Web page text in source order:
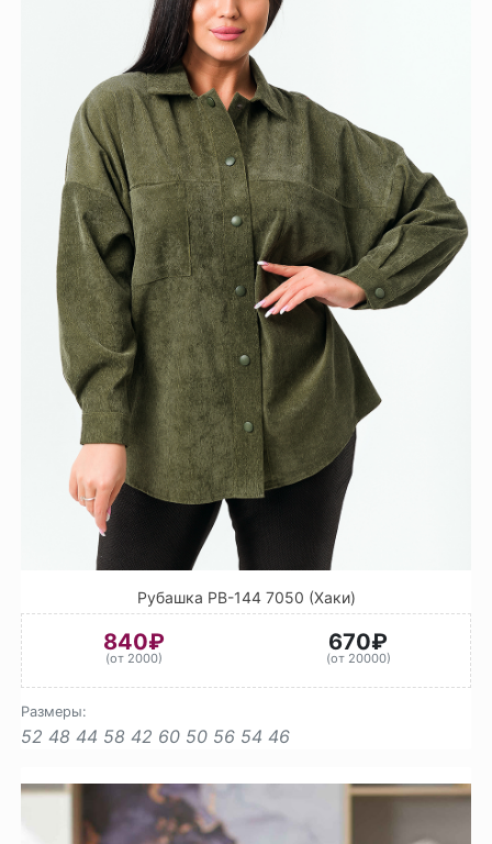
Рубашка РВ-144 7050 (Хаки)
840₽
(от 2000)
670₽
(от 20000)
Размеры:
52 48 44 58 42 60 50 56 54 46